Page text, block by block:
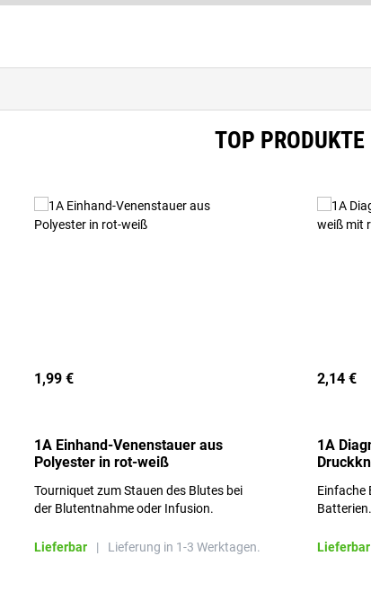
TOP PRODUKTE
1,99 €
1A Einhand-Venenstauer aus
Polyester in rot-weiß
Tourniquet zum Stauen des Blutes bei
der Blutentnahme oder Infusion.
Lieferbar | Lieferung in 1-3 Werktagen.
2,14 €
1A
Einfache
Batterien.
Lieferbar